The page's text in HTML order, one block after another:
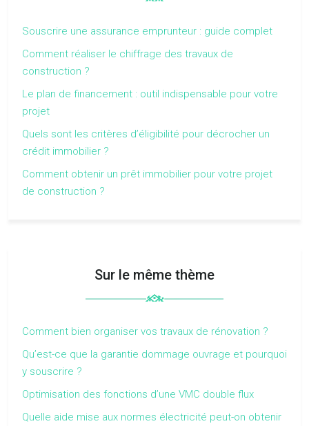
Souscrire une assurance emprunteur : guide complet
Comment réaliser le chiffrage des travaux de
construction ?
Le plan de financement : outil indispensable pour votre
projet
Quels sont les critères d’éligibilité pour décrocher un
crédit immobilier ?
Comment obtenir un prêt immobilier pour votre projet
de construction ?
Sur le même thème
Comment bien organiser vos travaux de rénovation ?
Qu’est-ce que la garantie dommage ouvrage et pourquoi
y souscrire ?
Optimisation des fonctions d’une VMC double flux
Quelle aide mise aux normes électricité peut-on obtenir